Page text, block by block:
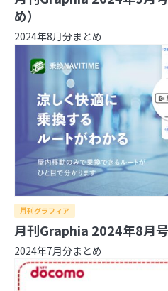
【ジオ用語解説
内閣府と
に関する勉強会
ジオ業界の動向
イター片岡氏が
2024」を発表
1
Of …』で世界の
2
あの飛行機は何
め）
2024年8月分まとめ
月刊グラフィア
月刊Graphia 2024年8月号
2024年7月分まとめ